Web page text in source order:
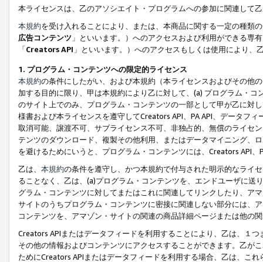
本ライセンスは、乙のアソシエイト・プログラムへの参加に関連して
本規約を受け入れることにより、または、本商品に関する一定の種類
広告コンテンツ 」といいます。）へのアクセスおよび利用ができる専
「Creators API 」といいます。）へのアクセスもしくは使用により
1. プログラム・コンテンツへの限定的ライセンス
本規約の条件にしたがい、および本規約（本ライセンスおよびその他
加する目的に限り、甲は本規約により乙に対して、(a) プログラム・
のサイト上でのみ、プログラム・コンテンツの一部として甲が乙に対
様書および本ライセンスを遵守してCreators API、PA API、データフ
取消可能、譲渡不可、サブライセンス不可、非独占的、無償のライセ
テンツのダウンロード、複製その他利用、またはデータマイニング、
を避けるためにいうと、プログラム・コンテンツには、Creators API
乙は、 本規約の条件を遵守し、かつ本規約で付与された明示的なライ
ることなく、乙は、(a)プログラム・コンテンツを、エンドユーザに
グラム・コンテンツに対してまたはこれに関連してリンクしたり、ア
サイトのうちプログラム・コンテンツに密接に関連しない部分には、
コンテンツを、アマゾン・サイトの関連の商品詳細ページまたは他の
Creators APIまたはデータフィードを利用することにより、乙は、１
その他の情報およびコンテンツにアクセスすることができます。乙が
ためにCreators APIまたはデータフィードを利用する場合、乙は、こ